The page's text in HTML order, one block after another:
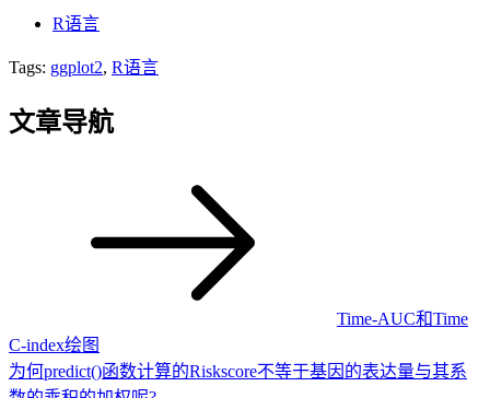
R语言
Tags: ggplot2, R语言
文章导航
Time-AUC和Time
C-index绘图
为何predict()函数计算的Riskscore不等于基因的表达量与其系